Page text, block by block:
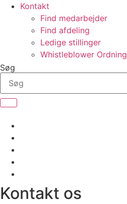
Kontakt
Find medarbejder
Find afdeling
Ledige stillinger
Whistleblower Ordning
Søg
Kontakt os